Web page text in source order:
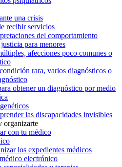
una crisis
recibir servicios
del comportamiento
para menores
afecciones poco comunes o
rara, varios diagnósticos o
obtener un diagnóstico por medio
las discapacidades invisibles
organizarte
con tu médico
los expedientes médicos
electrónico